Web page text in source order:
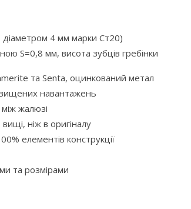
діаметром 4 мм марки Ст20)
S=0,8 мм, висота зубців гребінки
та Senta, оцинкований метал
навантажень
жалюзі
ніж в оригіналу
елементів конструкції
та розмірами